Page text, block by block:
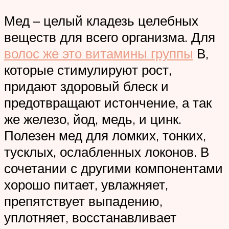
Мед – целый кладезь целебных
веществ для всего организма. Для
волос же это витамины группы В,
которые стимулируют рост,
придают здоровый блеск и
предотвращают истончение, а так
же железо, йод, медь, и цинк.
Полезен мед для ломких, тонких,
тусклых, ослабленных локонов. В
сочетании с другими компонентами
хорошо питает, увлажняет,
препятствует выпадению,
уплотняет, восстанавливает